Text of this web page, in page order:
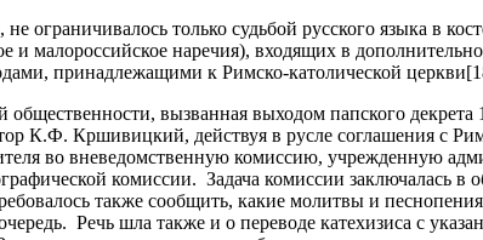
ограничивалось только судьбой русского языка в
и малороссийское наречия), входящих в
принадлежащими к Римско-католической
общественности, вызванная выходом папского
К.Ф. Кршивицкий, действуя в русле соглашения с
во вневедомственную комиссию, учрежденную
комиссии. Задача комиссии заключалась в
также сообщить, какие молитвы и
Речь шла также и о переводе катехизиса с